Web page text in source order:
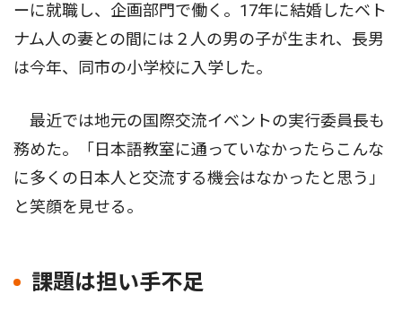
ーに就職し、企画部門で働く。17年に結婚したベト
ナム人の妻との間には２人の男の子が生まれ、長男
は今年、同市の小学校に入学した。
最近では地元の国際交流イベントの実行委員長も
務めた。「日本語教室に通っていなかったらこんな
に多くの日本人と交流する機会はなかったと思う」
と笑顔を見せる。
課題は担い手不足